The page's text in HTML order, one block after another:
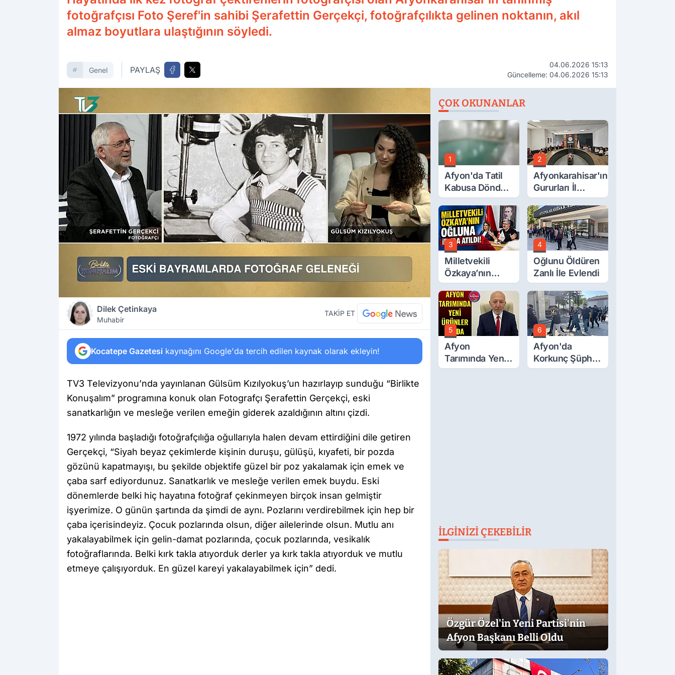
fotoğrafçısı Foto Şeref'in sahibi Şerafettin Gerçekçi, fotoğrafçılıkta gelinen noktanın, akıl
almaz boyutlara ulaştığının söyledi.
Genel PAYLAŞ
04.06.2026 15:13
Güncelleme: 04.06.2026 15:13
Dilek Çetinkaya
Muhabir
TAKİP ET
Kocatepe Gazetesi kaynağını Google'da tercih edilen kaynak olarak ekleyin!
TV3 Televizyonu’nda yayınlanan Gülsüm Kızılyokuş’un hazırlayıp sunduğu “Birlikte
Konuşalım” programına konuk olan Fotografçı Şerafettin Gerçekçi, eski
sanatkarlığın ve mesleğe verilen emeğin giderek azaldığının altını çizdi.
1972 yılında başladığı fotoğrafçılığa oğullarıyla halen devam ettirdiğini dile getiren
Gerçekçi, “Siyah beyaz çekimlerde kişinin duruşu, gülüşü, kıyafeti, bir pozda
gözünü kapatmayışı, bu şekilde objektife güzel bir poz yakalamak için emek ve
çaba sarf ediyordunuz. Sanatkarlık ve mesleğe verilen emek buydu. Eski
dönemlerde belki hiç hayatına fotoğraf çekinmeyen birçok insan gelmiştir
işyerimize. O günün şartında da şimdi de aynı. Pozlarını verdirebilmek için hep bir
çaba içerisindeyiz. Çocuk pozlarında olsun, diğer ailelerinde olsun. Mutlu anı
yakalayabilmek için gelin-damat pozlarında, çocuk pozlarında, vesikalık
fotoğraflarında. Belki kırk takla atıyorduk derler ya kırk takla atıyorduk ve mutlu
etmeye çalışıyorduk. En güzel kareyi yakalayabilmek için” dedi.
ÇOK OKUNANLAR
1
Afyon'da Tatil
Kabusa Döndü,
Acı Son!
2
Afyonkarahisar'ın
Gururları İl
Müdürüyle
Buluştu
3
Milletvekili
Özkaya’nın
Oğluna İftira
Atıldı
4
Oğlunu Öldüren
Zanlı İle Evlendi
5
Afyon
Tarımında Yeni
Ürünler Yolda
6
Afyon'da
Korkunç Şüphe!
Düştü Mü,
İLGINIZI ÇEKEBILIR
Özgür Özel'in Yeni Partisi'nin
Afyon Başkanı Belli Oldu